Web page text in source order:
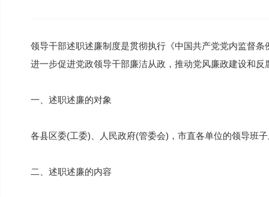
领导干部述职述廉制度是贯彻执行《中国共产党党内监督
进一步促进党政领导干部廉洁从政，推动党风廉政建设和反
一、述职述廉的对象
各县区委(工委)、人民政府(管委会)，市直各单位的领导班
二、述职述廉的内容